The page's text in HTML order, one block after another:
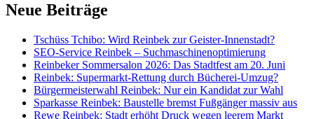
Neue Beiträge
Tschüss Tchibo: Wird Reinbek zur Geister-Innenstadt?
SEO-Service Reinbek – Suchmaschinenoptimierung
Reinbeker Sommersalon 2026: Das Stadtfest am 20. Juni
Reinbek: Supermarkt-Rettung durch Bücherei-Umzug?
Bürgermeisterwahl Reinbek: Nur ein Kandidat zur Wahl
Sparkasse Reinbek: Baustelle bremst Fußgänger massiv aus
Rewe Reinbek: Stadt erhöht Druck wegen leerem Markt